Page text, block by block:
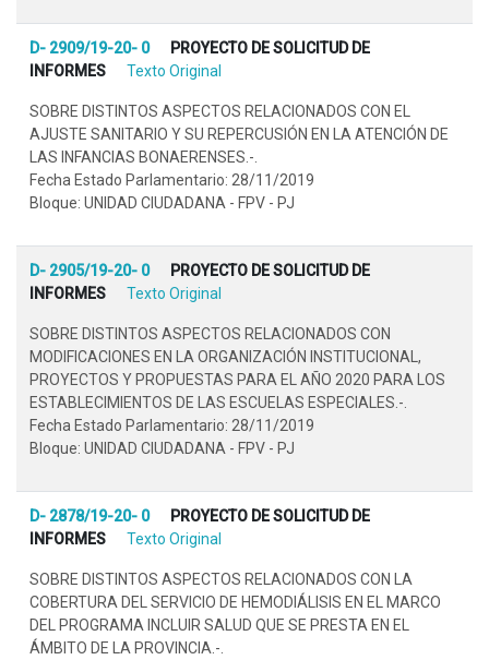
D- 2909/19-20- 0
PROYECTO DE SOLICITUD DE
INFORMES
Texto Original
SOBRE DISTINTOS ASPECTOS RELACIONADOS CON EL
AJUSTE SANITARIO Y SU REPERCUSIÓN EN LA ATENCIÓN DE
LAS INFANCIAS BONAERENSES.-.
Fecha Estado Parlamentario: 28/11/2019
Bloque: UNIDAD CIUDADANA - FPV - PJ
D- 2905/19-20- 0
PROYECTO DE SOLICITUD DE
INFORMES
Texto Original
SOBRE DISTINTOS ASPECTOS RELACIONADOS CON
MODIFICACIONES EN LA ORGANIZACIÓN INSTITUCIONAL,
PROYECTOS Y PROPUESTAS PARA EL AÑO 2020 PARA LOS
ESTABLECIMIENTOS DE LAS ESCUELAS ESPECIALES.-.
Fecha Estado Parlamentario: 28/11/2019
Bloque: UNIDAD CIUDADANA - FPV - PJ
D- 2878/19-20- 0
PROYECTO DE SOLICITUD DE
INFORMES
Texto Original
SOBRE DISTINTOS ASPECTOS RELACIONADOS CON LA
COBERTURA DEL SERVICIO DE HEMODIÁLISIS EN EL MARCO
DEL PROGRAMA INCLUIR SALUD QUE SE PRESTA EN EL
ÁMBITO DE LA PROVINCIA.-.